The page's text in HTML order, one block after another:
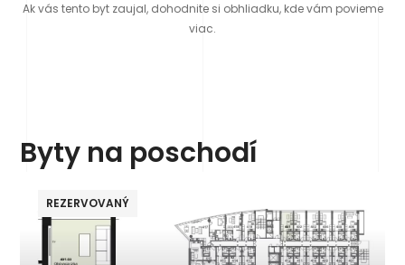
Ak vás tento byt zaujal, dohodnite si obhliadku, kde vám povieme
viac.
Byty na poschodí
REZERVOVANÝ